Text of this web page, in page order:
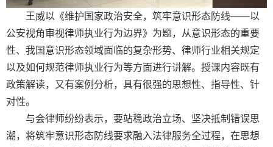
王威以《维护国家政治安全，筑牢意识形态防线——以
公安视角审视律师执业行为边界》为题，从意识形态的重要
性、我国意识形态领域面临的复杂形势、律师行业相关规定
以及如何规范律师执业行为等方面进行讲解。授课内容既有
政策解读，又有案例分析，具有很强的思想性、指导性、针
对性。
与会律师纷纷表示，要站稳政治立场、坚决抵制错误思
潮，将筑牢意识形态防线要求融入法律服务全过程，在思想